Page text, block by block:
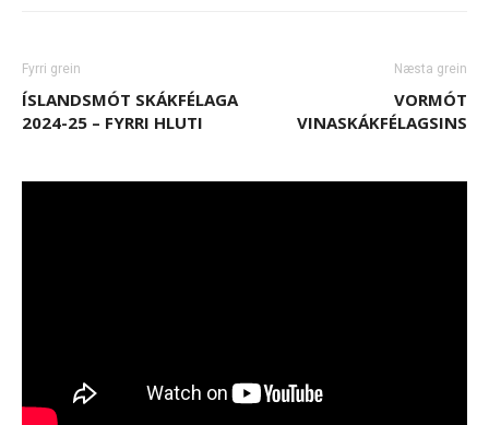
Fyrri grein
ÍSLANDSMÓT SKÁKFÉLAGA
2024-25 – FYRRI HLUTI
Næsta grein
VORMÓT
VINASKÁKFÉLAGSINS